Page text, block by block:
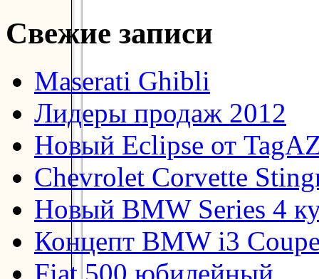
Свежие записи
Maserati Ghibli
Лидеры продаж 2012
Новый Eclipse от
Chevrolet Corvette
Новый BMW Series 4
Концепт BMW i3
Fiat 500 юбилейный